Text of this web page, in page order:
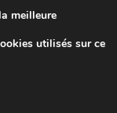
meilleure
utilisés sur ce